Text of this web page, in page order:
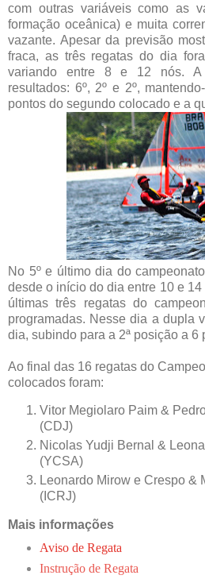
com outras variáveis como as
formação oceânica) e muita
vazante. Apesar da previsão
fraca, as três regatas do dia
variando entre 8 e 12 nós. A
resultados: 6º, 2º e 2º,
pontos do segundo colocado e a
No 5º e último dia do
desde o início do dia entre 10 e
últimas três regatas do
programadas. Nesse dia a dupla
dia, subindo para a 2ª posição a 6
Ao final das 16 regatas do
colocados foram:
Vitor Megiolaro Paim &
(CDJ)
Nicolas Yudji Bernal &
(YCSA)
Leonardo Mirow e Crespo &
(ICRJ)
Mais informações
Aviso de Regata
Instrução de Regata